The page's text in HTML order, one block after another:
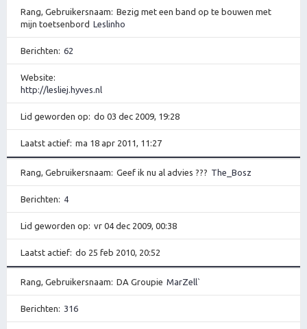
Rang, Gebruikersnaam
Bezig met een band op te bouwen met
mijn toetsenbord Leslinho
Berichten 62
Website
http://lesliej.hyves.nl
Lid geworden op do 03 dec 2009, 19:28
Laatst actief ma 18 apr 2011, 11:27
Rang, Gebruikersnaam Geef ik nu al advies ??? The_Bosz
Berichten 4
Lid geworden op vr 04 dec 2009, 00:38
Laatst actief do 25 feb 2010, 20:52
Rang, Gebruikersnaam DA Groupie MarZell`
Berichten 316